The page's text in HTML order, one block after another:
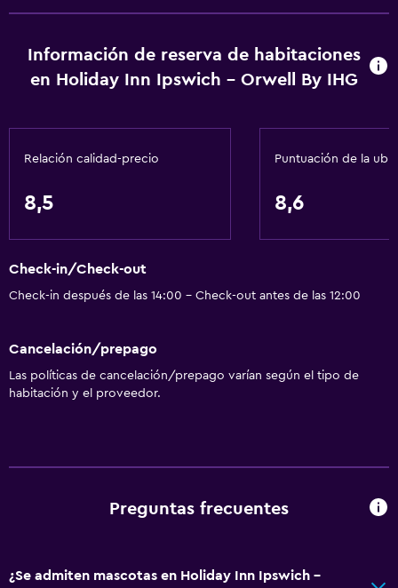
Almohada sin plumas
Inodoro con barras de apoyo
Wifi gratis
Wifi disponible en todas las instalaciones
Internet
Ropa de cama
Extinguidor
Artículos de aseo gratis
Calefacción
Información de reserva de habitaciones
en Holiday Inn Ipswich - Orwell By IHG
Relación calidad-precio
8,5
Puntuación de la
8,6
Check-in/Check-out
Check-in después de las 14:00 - Check-out antes de las 12:00
Cancelación/prepago
Las políticas de cancelación/prepago varían según el tipo de
habitación y el proveedor.
Preguntas frecuentes
¿Se admiten mascotas en Holiday Inn Ipswich -